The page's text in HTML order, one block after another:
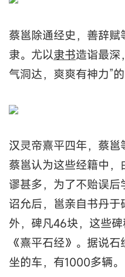
蔡邕除通经史，善辞赋
隶。尤以隶书造诣最深
气洞达，爽爽有神力”的
汉灵帝熹平四年，蔡邕
蔡邕认为这些经籍中
谬甚多，为了不贻误后
诏允后，邕亲自书丹
外，碑凡46块，这些
《熹平石经》。据说
坐的车，有1000多辆。